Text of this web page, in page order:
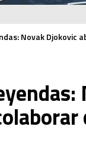
Novak Djokovic